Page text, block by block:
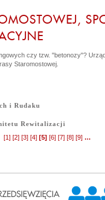
czy tzw. "betonozy"?
Staromostowej.
i Rudaku
Rewitalizacji
[1] [2] [3] [4] [5] [6] [7] [8] [9] …